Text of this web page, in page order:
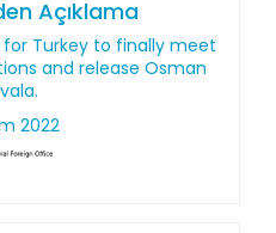
Açıklama
Turkey to finally meet
and release Osman
2022